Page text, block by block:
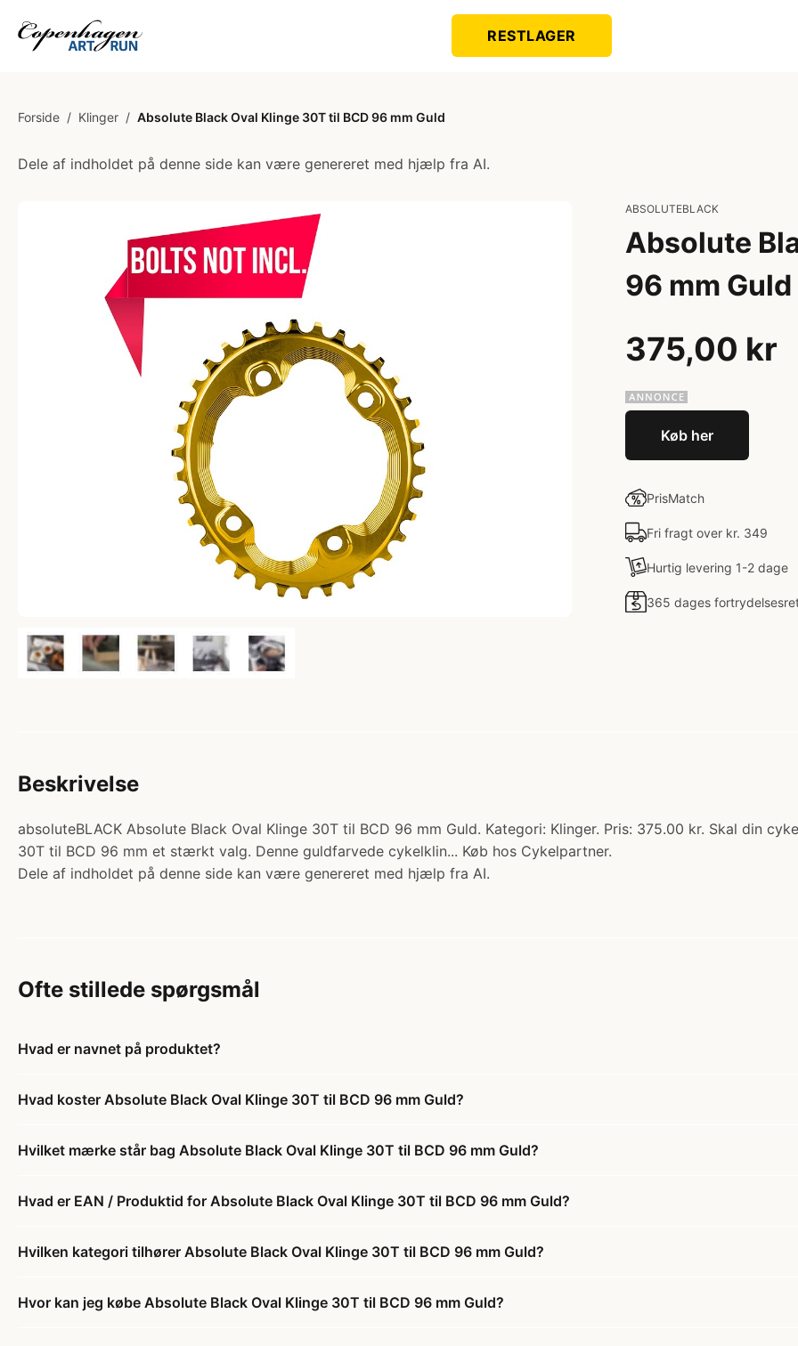
RESTLAGER
Forside / Klinger / Absolute Black Oval Klinge 30T til BCD 96 mm Guld
Dele af indholdet på denne side kan være genereret med hjælp fra AI.
ABSOLUTEBLACK
Absolute
96 mm Guld
375,00 kr
Køb her
PrisMatch
Fri fragt over kr. 349
Hurtig levering 1-2 dage
365 dages
Beskrivelse
absoluteBLACK Absolute Black Oval Klinge 30T til BCD 96 mm Guld. Kategori: Klinger. Pris: 375.00 kr. Skal din
30T til BCD 96 mm et stærkt valg. Denne guldfarvede cykelklin... Køb hos Cykelpartner.
Dele af indholdet på denne side kan være genereret med hjælp fra AI.
Ofte stillede spørgsmål
Hvad er navnet på produktet?
Hvad koster Absolute Black Oval Klinge 30T til BCD 96 mm Guld?
Hvilket mærke står bag Absolute Black Oval Klinge 30T til BCD 96 mm Guld?
Hvad er EAN / Produktid for Absolute Black Oval Klinge 30T til BCD 96 mm Guld?
Hvilken kategori tilhører Absolute Black Oval Klinge 30T til BCD 96 mm Guld?
Hvor kan jeg købe Absolute Black Oval Klinge 30T til BCD 96 mm Guld?